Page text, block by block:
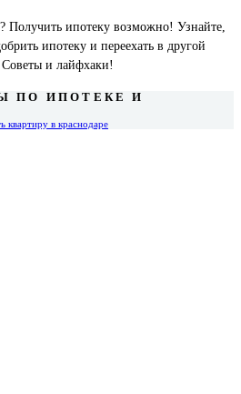
Получить ипотеку возможно! Узнайте,
ипотеку и переехать в другой
и лайфхаки!
ПО ИПОТЕКЕ И
квартиру в краснодаре